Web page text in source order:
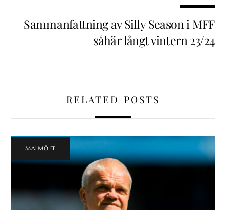
Sammanfattning av Silly Season i MFF
såhär långt vintern 23/24
RELATED POSTS
MALMÖ FF